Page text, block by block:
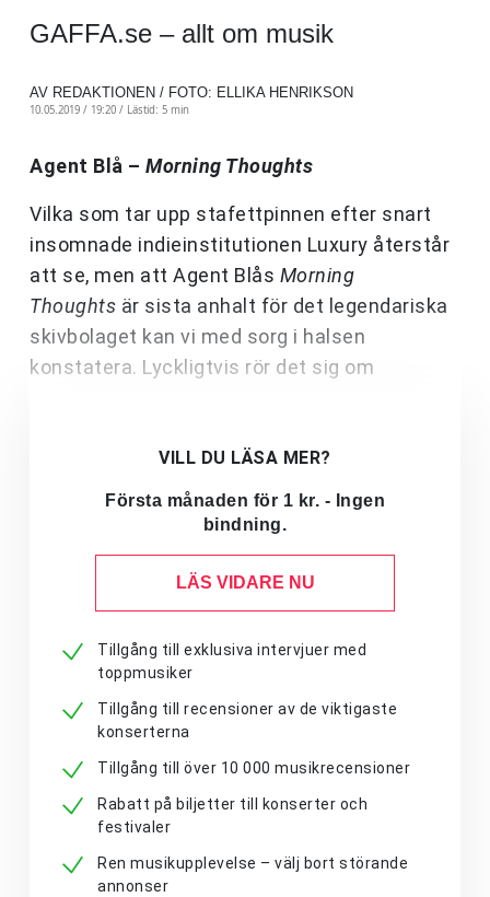
GAFFA.se – allt om musik
AV REDAKTIONEN / FOTO: ELLIKA HENRIKSON
10.05.2019 / 19:20 / Lästid: 5 min
Agent Blå – Morning Thoughts
Vilka som tar upp stafettpinnen efter snart
insomnade indieinstitutionen Luxury återstår
att se, men att Agent Blås Morning
Thoughts är sista anhalt för det legendariska
skivbolaget kan vi med sorg i halsen
konstatera. Lyckligtvis rör det sig om
VILL DU LÄSA MER?
Första månaden för 1 kr. - Ingen
bindning.
LÄS VIDARE NU
Tillgång till exklusiva intervjuer med
toppmusiker
Tillgång till recensioner av de viktigaste
konserterna
Tillgång till över 10 000 musikrecensioner
Rabatt på biljetter till konserter och
festivaler
Ren musikupplevelse – välj bort störande
annonser